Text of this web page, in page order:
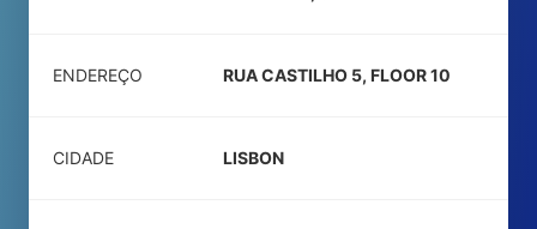
ENDEREÇO RUA CASTILHO 5, FLOOR 10
CIDADE LISBON